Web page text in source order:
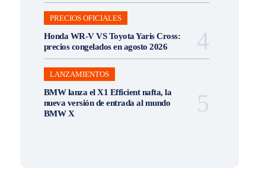
PRECIOS OFICIALES
Honda WR-V VS Toyota Yaris Cross:
precios congelados en agosto 2026
LANZAMIENTOS
BMW lanza el X1 Efficient nafta, la
nueva versión de entrada al mundo
BMW X